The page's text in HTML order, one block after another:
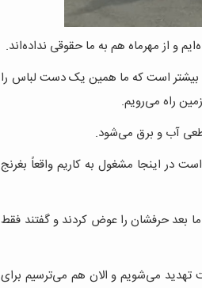
و از مهرماه هم به ما حقوقی نداده‌اند.
ماه یک بار باید به ما لباس و کفش جدید بدهند اما الان ۱۸ ماه و شاید بیشتر است که ما همین یک دست لباس را
راه می‌رویم.
آب و برق‌ می‌شود.
شاید دو سال هم نباشد استخدام شده‌اند بیشتر حقوق می‌دهد و وضع ما که 10 سال است در اینجا مشغول به کاریم واقعاً بغرنج
بعد حرفشان را عوض کردند و گفتند فقط
تهدید می‌شویم و الان هم می‌ترسیم برای